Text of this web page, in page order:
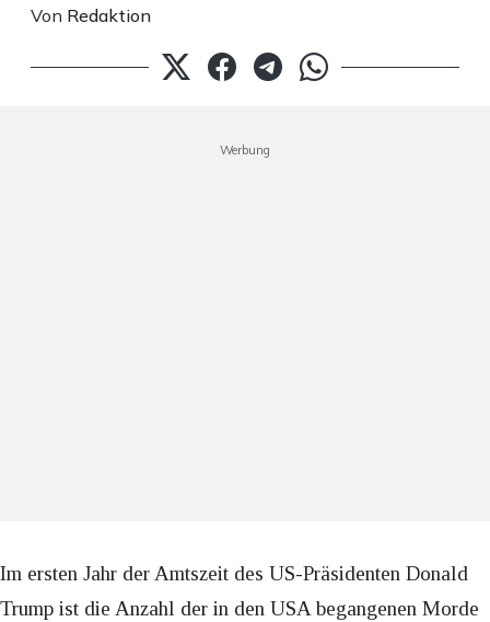
Von Redaktion
Werbung
Im ersten Jahr der Amtszeit des US-Präsidenten Donald
Trump ist die Anzahl der in den USA begangenen Morde